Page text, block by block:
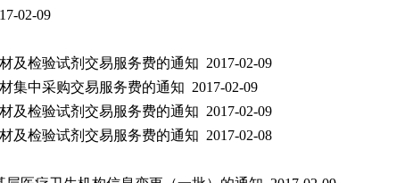
02-09
及检验试剂交易服务费的通知 2017-02-09
集中采购交易服务费的通知 2017-02-09
及检验试剂交易服务费的通知 2017-02-09
及检验试剂交易服务费的通知 2017-02-08